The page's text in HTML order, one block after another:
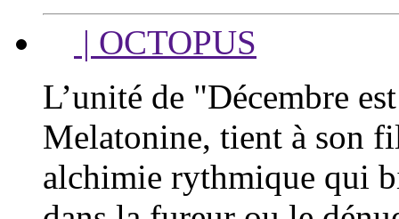
| OCTOPUS
L’unité de "Décembre
Melatonine, tient à son
alchimie rythmique qui